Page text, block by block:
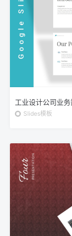
工业设计公司业
Slides模板